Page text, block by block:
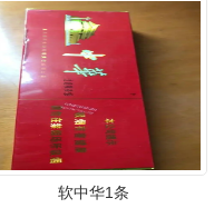
软中华1条